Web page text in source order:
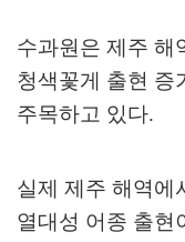
수과원은 제주 해
청색꽃게 출현 증
주목하고 있다.
실제 제주 해역에
열대성 어종 출현